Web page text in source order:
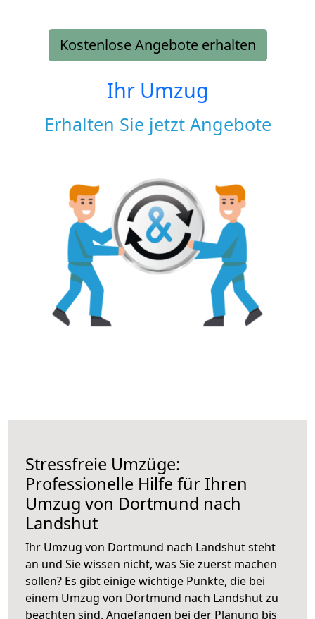
Kostenlose Angebote erhalten
Ihr Umzug
Erhalten Sie jetzt Angebote
Stressfreie Umzüge:
Professionelle Hilfe für Ihren
Umzug von Dortmund nach
Landshut
Ihr Umzug von Dortmund nach Landshut steht
an und Sie wissen nicht, was Sie zuerst machen
sollen? Es gibt einige wichtige Punkte, die bei
einem Umzug von Dortmund nach Landshut zu
beachten sind. Angefangen bei der Planung bis